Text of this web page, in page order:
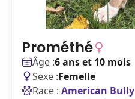
Prométhé
Âge :6 ans et 10 mois
Sexe :Femelle
Race : American Bully